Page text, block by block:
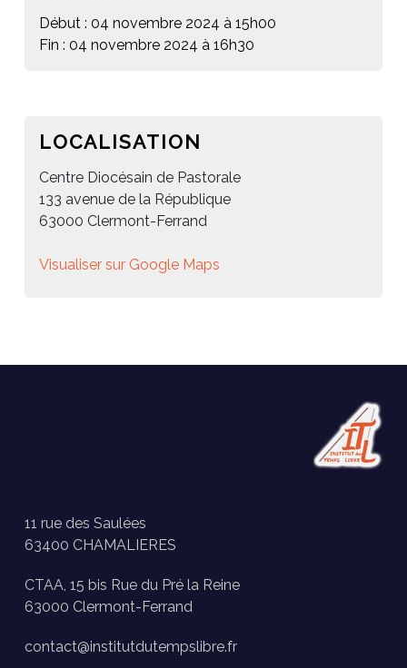
Début : 04 novembre 2024 à 15h00
Fin : 04 novembre 2024 à 16h30
LOCALISATION
Centre Diocésain de Pastorale
133 avenue de la République
63000 Clermont-Ferrand
Visualiser sur Google Maps
11 rue des Saulées
63400 CHAMALIERES
CTAA, 15 bis Rue du Pré la Reine
63000 Clermont-Ferrand
contact@institutdutempslibre.fr